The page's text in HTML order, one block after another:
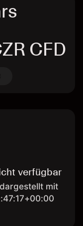
CFD
verfügbar
mit